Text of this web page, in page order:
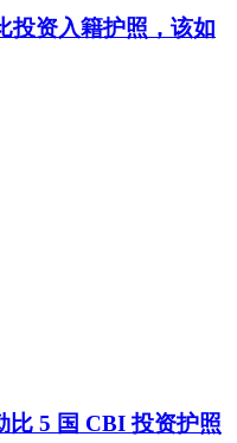
投资入籍护照，该如
比 5 国 CBI 投资护照